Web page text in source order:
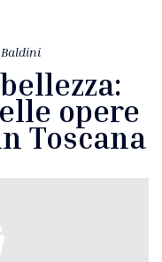
Baldini
opere
Toscana